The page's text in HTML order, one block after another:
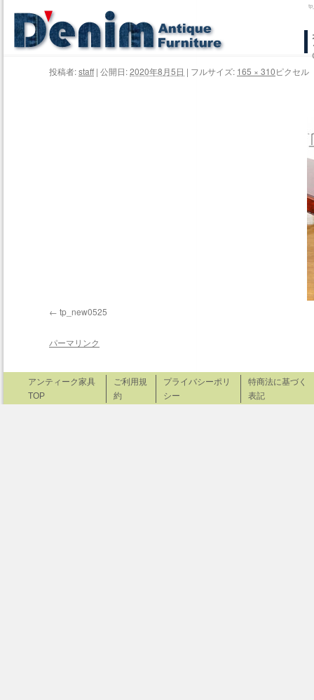
テ
投稿者:staff | 公開日:2020年8月5日 | フルサイズ: 165 × 310ピクセル
tp_new0525
パーマリンク
アンティーク家具
TOP
ご利用規
約
プライバシーポリ
シー
特商法に基づく
表記